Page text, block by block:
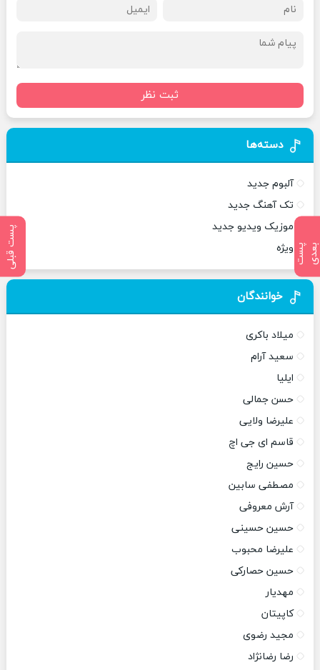
پ
س
ت
ب
ع
د ی پست قبلی
ثبت نظر
دسته‌ها
آلبوم جدید
تک آهنگ جدید
موزیک ویدیو جدید
ویژه
خوانندگان
میلاد باکری
سعید آرام
ایلیا
حسن جمالی
علیرضا ولایی
قاسم ای جی اچ
حسین رایج
مصطفی سابین
آرش معروفی
حسین حسینی
علیرضا محبوب
حسین حصارکی
مهدیار
کاپیتان
مجید رضوی
رضا رضانژاد